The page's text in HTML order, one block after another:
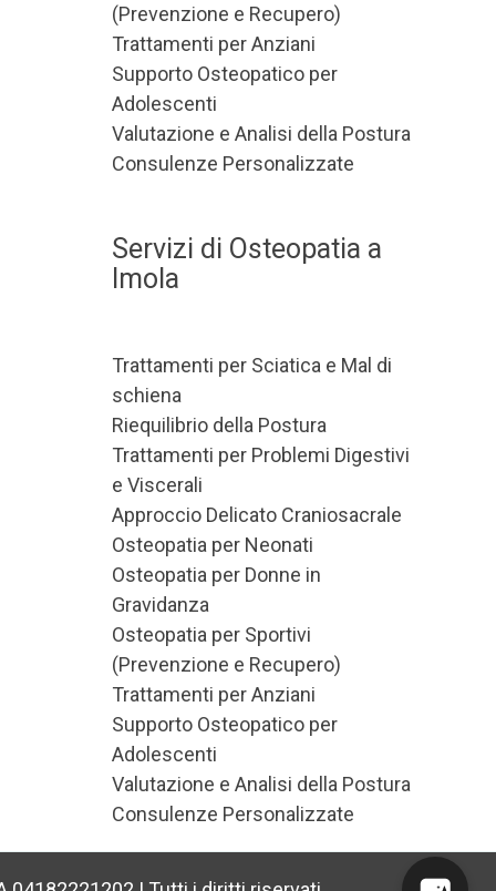
(Prevenzione e Recupero)
Trattamenti per Anziani
Supporto Osteopatico per
Adolescenti
Valutazione e Analisi della Postura
Consulenze Personalizzate
Servizi di Osteopatia a
Imola
Trattamenti per Sciatica e Mal di
schiena
Riequilibrio della Postura
Trattamenti per Problemi Digestivi
e Viscerali
Approccio Delicato Craniosacrale
Osteopatia per Neonati
Osteopatia per Donne in
Gravidanza
Osteopatia per Sportivi
(Prevenzione e Recupero)
Trattamenti per Anziani
Supporto Osteopatico per
Adolescenti
Valutazione e Analisi della Postura
Consulenze Personalizzate
Ciao, Sono l’assistente virtuale del dott.
Alessandro la Torre.
Ti aiuto a navigare il sito e rispondo alle tue